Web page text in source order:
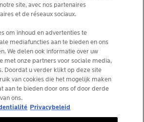
Dermatologique CAI
France
apotheekkanaal België,
site, avec nos partenaires
et de réseaux sociaux.
om inhoud en advertenties te
mediafuncties aan te bieden en ons
We delen ook informatie over uw
met onze partners voor sociale media,
Doordat u verder klikt op deze site
van cookies die het mogelijk maken
aan te bieden door ons of door derde
ons.
Privacybeleid